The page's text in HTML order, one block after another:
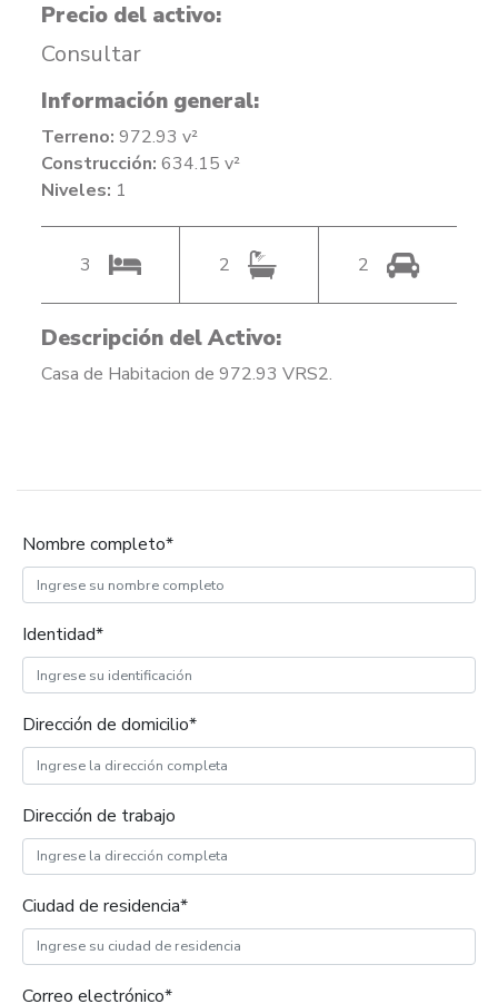
Precio del activo:
Consultar
Información general:
Terreno: 972.93 v²
Construcción: 634.15 v²
Niveles: 1
3 2 2
Descripción del Activo:
Casa de Habitacion de 972.93 VRS2.
Nombre completo*
Identidad*
Dirección de domicilio*
Dirección de trabajo
Ciudad de residencia*
Correo electrónico*